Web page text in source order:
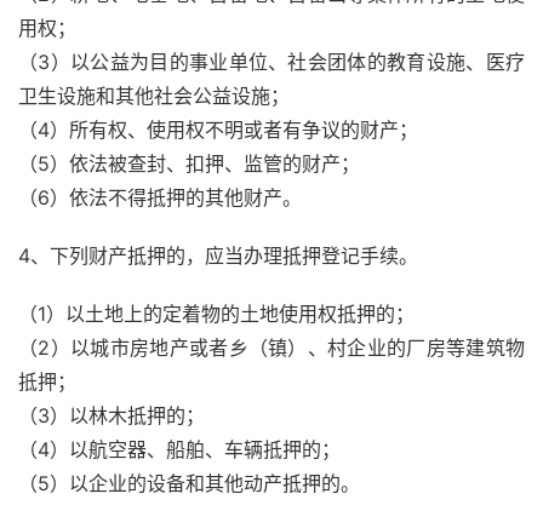
用权；
（3）以公益为目的事业单位、社会团体的教育设施、医疗
卫生设施和其他社会公益设施；
（4）所有权、使用权不明或者有争议的财产；
（5）依法被查封、扣押、监管的财产；
（6）依法不得抵押的其他财产。
4、下列财产抵押的，应当办理抵押登记手续。
（1）以土地上的定着物的土地使用权抵押的；
（2）以城市房地产或者乡（镇）、村企业的厂房等建筑物
抵押；
（3）以林木抵押的；
（4）以航空器、船舶、车辆抵押的；
（5）以企业的设备和其他动产抵押的。